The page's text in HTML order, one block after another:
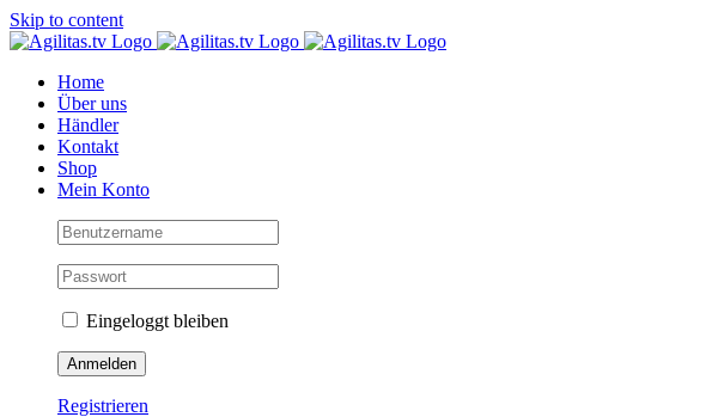
Skip to content
Home
Über uns
Händler
Kontakt
Shop
Mein Konto
Eingeloggt bleiben
Registrieren